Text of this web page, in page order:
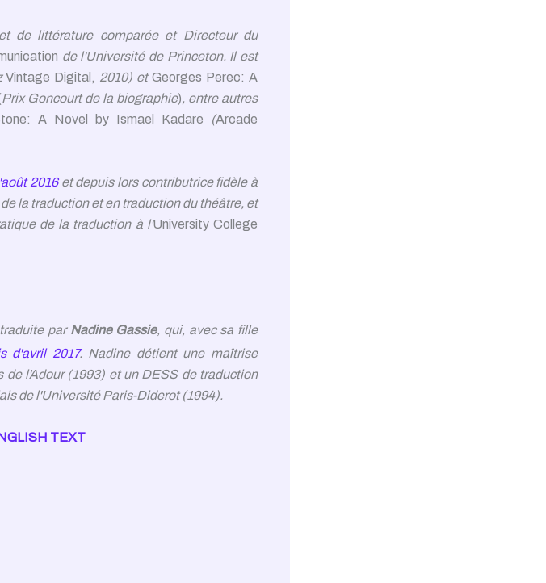
de littérature comparée et Directeur du
de l'Université de Princeton. Il est
Vintage Digital, 2010) etGeorges Perec: A
Prix Goncourt de la biographie), entre autres
A Novel by Ismael Kadare (Arcade
2016 et depuis lors contributrice fidèle à
la traduction et en traduction du théâtre, et
de la traduction à l'University College
par Nadine Gassie, qui, avec sa fille
d'avril 2017. Nadine détient une maîtrise
l'Adour (1993) et un DESS de traduction
de l'Université Paris-Diderot (1994).
TEXT